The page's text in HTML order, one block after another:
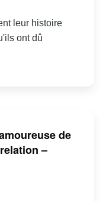
leur histoire
ont dû
de
–